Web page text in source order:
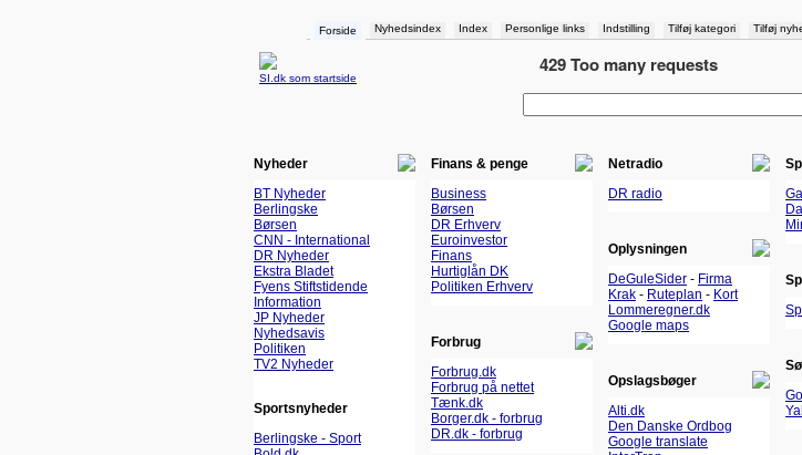
Forside Nyhedsindex Index Personlige links Indstilling Tilføj kategori Tilføj
SI.dk som startside
Nyheder
BT Nyheder
Berlingske
Børsen
CNN - International
DR Nyheder
Ekstra Bladet
Fyens Stiftstidende
Information
JP Nyheder
Nyhedsavis
Politiken
TV2 Nyheder
Sportsnyheder
Berlingske - Sport
Finans & penge
Business
Børsen
DR Erhverv
Euroinvestor
Finans
Hurtiglån DK
Politiken Erhverv
Forbrug
Forbrug.dk
Forbrug på nettet
Tænk.dk
Borger.dk - forbrug
DR.dk - forbrug
Netradio
DR radio
Oplysningen
DeGuleSider - Firma
Krak - Ruteplan - Kort
Lommeregner.dk
Google maps
Opslagsbøger
Alti.dk
Den Danske Ordbog
Google translate